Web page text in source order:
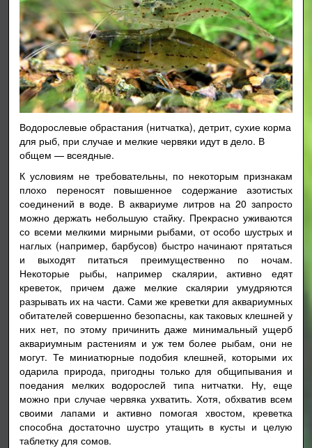
Водорослевые обрастания (нитчатка), детрит, сухие корма
для рыб, при случае и мелкие червяки идут в дело. В
общем — всеядные.
К условиям не требовательны, по некоторым признакам
плохо переносят повышенное содержание азотистых
соединений в воде. В аквариуме литров на 20 запросто
можно держать небольшую стайку. Прекрасно уживаются
со всеми мелкими мирными рыбами, от особо шустрых и
наглых (например, барбусов) быстро начинают прятаться
и выходят питаться преимущественно по ночам.
Некоторые рыбы, например скалярии, активно едят
креветок, причем даже мелкие скалярии умудряются
разрывать их на части. Сами же креветки для аквариумных
обитателей совершенно безопасны, как таковых клешней у
них нет, по этому причинить даже минимальный ущерб
аквариумным растениям и уж тем более рыбам, они не
могут. Те миниатюрные подобия клешней, которыми их
одарила природа, пригодны только для общипывания и
поедания мелких водорослей типа нитчатки. Ну, еще
можно при случае червяка ухватить. Хотя, обхватив всем
своими лапами и активно помогая хвостом, креветка
способна достаточно шустро утащить в кусты и целую
таблетку для сомов.